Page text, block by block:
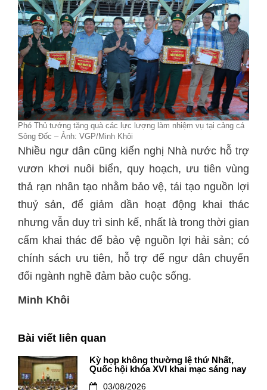
Phó Thủ tướng tặng quà các lực lượng làm nhiệm vụ tại cảng cá
Sông Đốc – Ảnh: VGP/Minh Khôi
Nhiều ngư dân cũng kiến nghị Nhà nước hỗ trợ
vươn khơi nuôi biển, quy hoạch, ưu tiên vùng
thả rạn nhân tạo nhằm bảo vệ, tái tạo nguồn lợi
thuỷ sản, để giảm dần hoạt động khai thác
nhưng vẫn duy trì sinh kế, nhất là trong thời gian
cấm khai thác để bảo vệ nguồn lợi hải sản; có
chính sách ưu tiên, hỗ trợ để ngư dân chuyển
đổi ngành nghề đảm bảo cuộc sống.
Minh Khôi
Bài viết liên quan
Kỳ họp không thường lệ thứ Nhất,
Quốc hội khóa XVI khai mạc sáng nay
03/08/2026